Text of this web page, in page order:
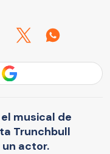
musical de
Trunchbull
actor.